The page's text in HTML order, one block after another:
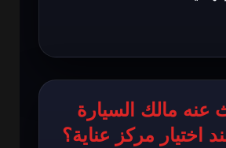
مالك السيارة
اختيار مركز عناية؟